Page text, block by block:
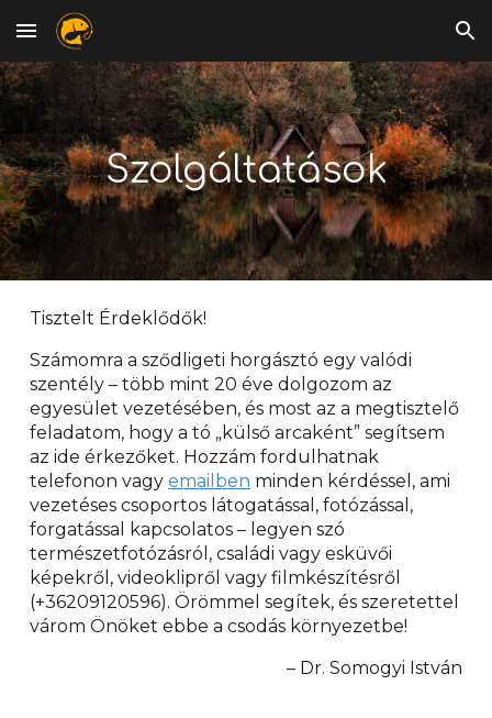
Skip to main content Skip to navigation
Szolgáltatások
Tisztelt Érdeklődők!
Számomra a sződligeti horgásztó egy valódi
szentély – több mint 20 éve dolgozom az
egyesület vezetésében, és most az a megtisztelő
feladatom, hogy a tó „külső arcaként” segítsem
az ide érkezőket. Hozzám fordulhatnak
telefonon vagyemailben minden kérdéssel, ami
vezetéses csoportos látogatással, fotózással,
forgatással kapcsolatos – legyen szó
természetfotózásról, családi vagy esküvői
képekről, videoklipről vagy filmkészítésről
(+36209120596). Örömmel segítek, és szeretettel
várom Önöket ebbe a csodás környezetbe!
– Dr. Somogyi István